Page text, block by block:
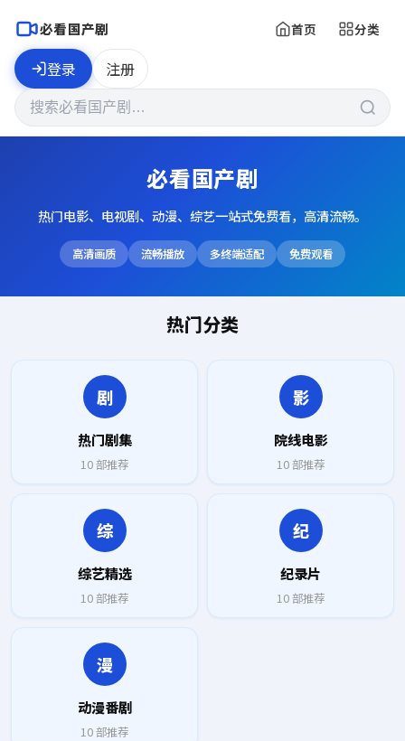
必看国产剧 首页 分类
登录 注册
必看国产剧
热门电影、电视剧、动漫、综艺一站式免费看，高清流畅。
高清画质 流畅播放 多终端适配 免费观看
热门分类
剧
热门剧集
10部推荐
影
院线电影
10部推荐
综
综艺精选
10部推荐
纪
纪录片
10部推荐
漫
动漫番剧
10部推荐